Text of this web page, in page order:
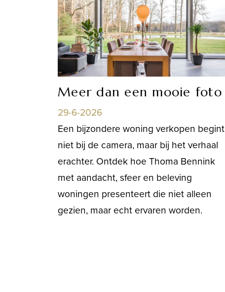
Meer dan een mooie foto
29-6-2026
Een bijzondere woning verkopen begint
niet bij de camera, maar bij het verhaal
erachter. Ontdek hoe Thoma Bennink
met aandacht, sfeer en beleving
woningen presenteert die niet alleen
gezien, maar echt ervaren worden.